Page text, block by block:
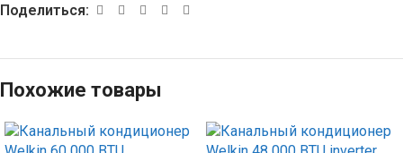
Поделиться:
Похожие товары